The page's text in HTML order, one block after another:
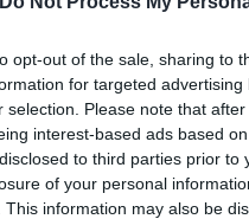
opt-out of the sale, sharing to
for targeted
selection. Please note that
interest-based ads based
to third parties prior
of your personal
This information may also be
στο 20 λεπτό του
έκανε πιο